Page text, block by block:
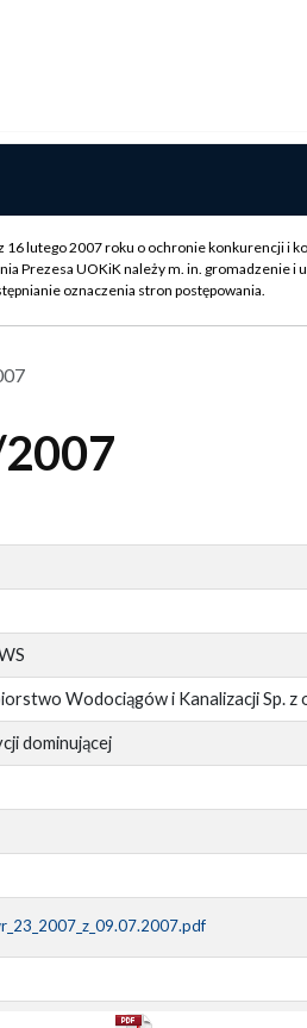
16 lutego 2007 roku o ochronie
Prezesa UOKiK należy m. in.
oznaczenia stron postępowania.
Wodociągów i Kanalizacji Sp. z
dominującej